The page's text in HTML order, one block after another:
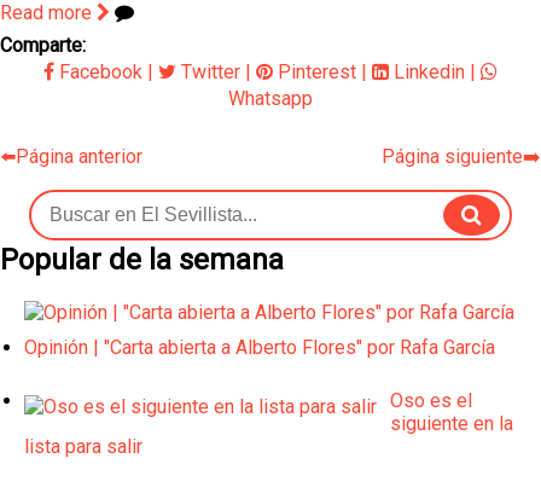
Read more
Comparte:
Facebook
Twitter Pinterest Linkedin
Whatsapp
⬅️Página anterior Página siguiente➡️
Popular de la semana
Opinión | "Carta abierta a Alberto Flores" por Rafa García
Oso es el
siguiente en la
lista para salir